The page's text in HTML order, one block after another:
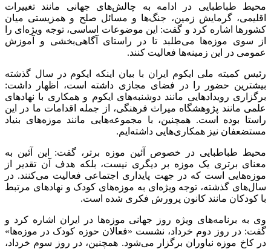
محیط طباطبایی در ادامه به چالش‌های جهانی مانند تغییرات
اقلیمی، گرمایش زمین، جنگ‌ها و مسائل صلح و همزیستی میان
کشورها اشاره کرد و گفت: این موضوعات اساسی، توجه ویژه‌ای را
از سوی موزه‌ها می‌طلبد تا در راستای آگاهی‌بخشی و آموزش
عمومی در این زمینه‌ها فعالیت کنند.
رئیس کمیته ملی ایکوم ایران با بیان اینکه ایکوم در سال گذشته
بیشترین حضور را در فضای مجازی داشته است، اظهار داشت:
برگزاری رویدادهایی مانند دوشنبه‌های
ایکوم و همکاری با نهادهای
علمی مانند پژوهشگاه میراث فرهنگی، از جمله اقدامات ما در این
راستا بوده است. همچنین، با مجموعه‌هایی مانند موزه‌های بنیاد
مستضعفان نیز همکاری‌هایی داشته‌ایم.
محیط طباطبایی در خصوص آئین موزه برتر، گفت: این آئین به
معنای برتری یک موزه بر دیگری نیست، بلکه هدف آن تقدیر از
موزه‌هایی است که در جهت پایداری اجتماعی فعالیت می‌کنند. در
سال‌های گذشته، توجه ویژه‌ای به موزه‌های کودک و نهادهای مرتبط
با کودکان مانند کانون پرورش فکری شده است.
وی به برنامه‌های ویژه روز جهانی موزه‌ها در ایران اشاره کرد و
گفت: در روز دوم خرداد، نشست «فعالان حوزه کودک در موزه‌ها»
در کاخ موزه نیاوران برگزار می‌شود. همچنین، در روز سوم خرداد،